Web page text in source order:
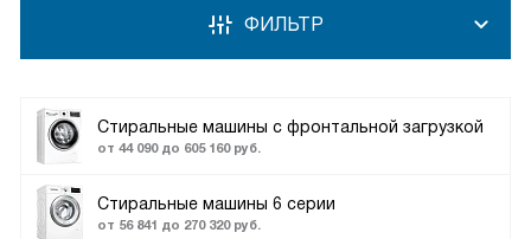
Стиральные машины с фронтальной загрузкой
от 44 090 до 605 160 руб.
Стиральные машины 6 серии
от 56 841 до 270 320 руб.
ФИЛЬТР